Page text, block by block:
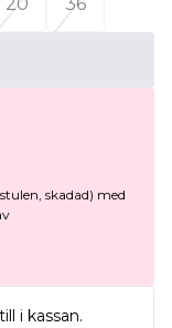
skadad) med
i kassan.